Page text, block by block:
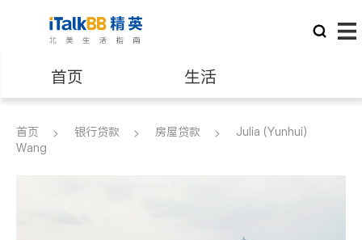
首页 生活
医生 律师
首页 银行贷款 房屋贷款
Julia (Yunhui)
Wang